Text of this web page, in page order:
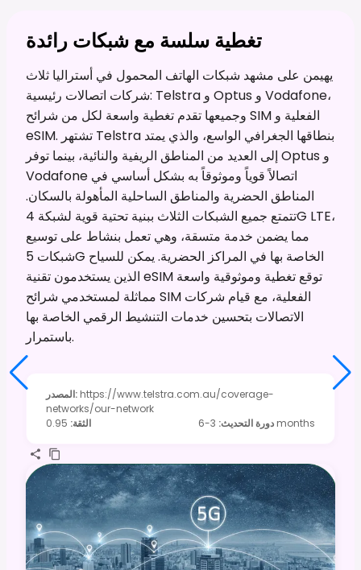
تغطية سلسة مع شبكات رائدة
يهيمن على مشهد شبكات الهاتف المحمول في أستراليا ثلاث
شركات اتصالات رئيسية: Telstra و Optus و Vodafone،
وجميعها تقدم تغطية واسعة لكل من شرائح SIM الفعلية و
eSIM. تشتهر Telstra بنطاقها الجغرافي الواسع، والذي يمتد
إلى العديد من المناطق الريفية والنائية، بينما توفر Optus و
Vodafone اتصالاً قوياً وموثوقاً به بشكل أساسي في
المناطق الحضرية والمناطق الساحلية المأهولة بالسكان.
تتمتع جميع الشبكات الثلاث ببنية تحتية قوية لشبكة 4G LTE،
مما يضمن خدمة متسقة، وهي تعمل بنشاط على توسيع
شبكات 5G الخاصة بها في المراكز الحضرية. يمكن للسياح
الذين يستخدمون تقنية eSIM توقع تغطية وموثوقية واسعة
مماثلة لمستخدمي شرائح SIM الفعلية، مع قيام شركات
الاتصالات بتحسين خدمات التنشيط الرقمي الخاصة بها
باستمرار.
المصدر: https://www.telstra.com.au/coverage-
networks/our-network
الثقة:
0.95 دورة التحديث: 3-6 months